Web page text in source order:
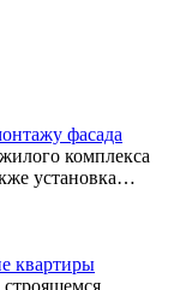
фасада
комплекса
установка…
квартиры